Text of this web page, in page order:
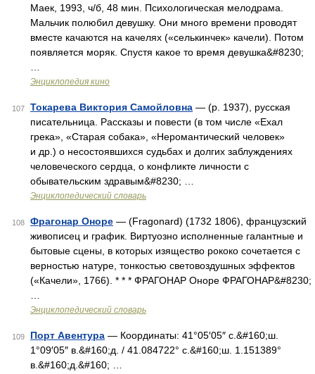
Маек, 1993, ч/б, 48 мин. Психологическая мелодрама.
Мальчик полюбил девушку. Они много времени проводят
вместе качаются на качелях («селькинчек» качели). Потом
появляется моряк. Спустя какое то время девушка&#8230;
Энциклопедия кино
107 Токарева Виктория Самойловна — (р. 1937), русская
писательница. Рассказы и повести (в том числе «Ехал
грека», «Старая собака», «Неромантический человек»
и др.) о несостоявшихся судьбах и долгих заблуждениях
человеческого сердца, о конфликте личности с
обывательским здравым&#8230; …
Энциклопедический словарь
108 Фрагонар Оноре — (Fragonard) (1732 1806), французский
живописец и график. Виртуозно исполненные галантные и
бытовые сцены, в которых изящество рококо сочетается с
верностью натуре, тонкостью световоздушных эффектов
(«Качели», 1766). * * * ФРАГОНАР Оноре ФРАГОНАР&#8230;
Энциклопедический словарь
109 Порт Авентура — Координаты: 41°05′05″ с.&#160;ш.
1°09′05″ в.&#160;д. / 41.084722° с.&#160;ш. 1.151389°
в.&#160;д.&#160; …